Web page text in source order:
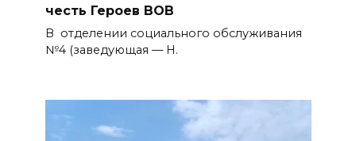
честь Героев ВОВ
В отделении социального обслуживания
№4 (заведующая — Н.